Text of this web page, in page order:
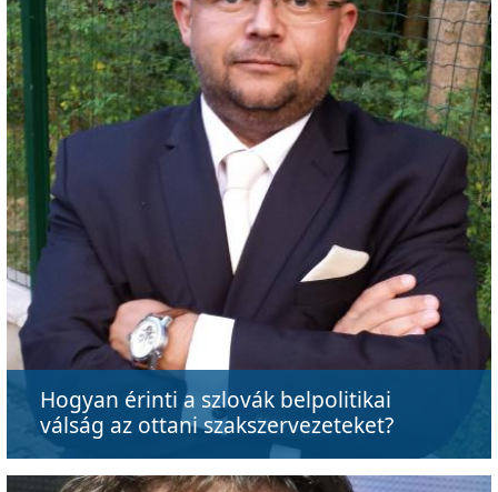
Hogyan érinti a szlovák belpolitikai
válság az ottani szakszervezeteket?